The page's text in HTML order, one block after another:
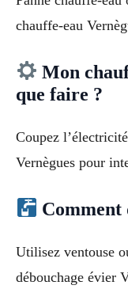
chauffe-eau
Mon
que faire ?
Coupez
Vernègues pour
Comment
Utilisez ventouse
débouchage évier